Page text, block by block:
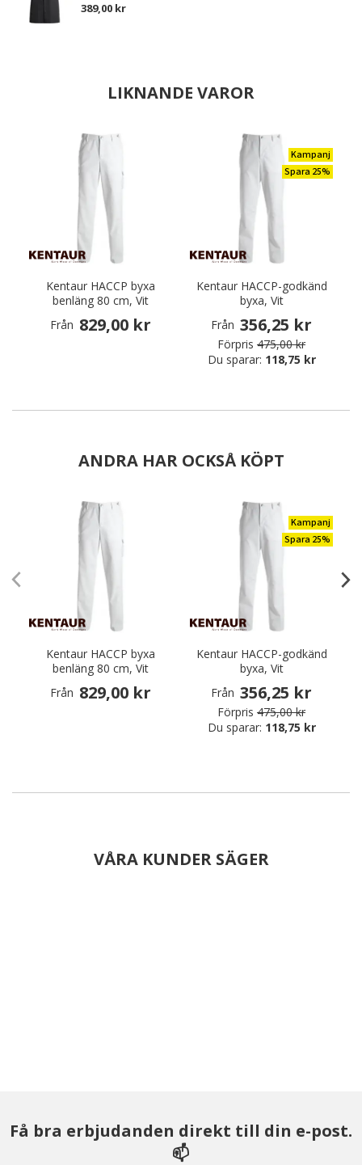
389,00 kr
LIKNANDE VAROR
Kentaur HACCP byxa
benläng 80 cm, Vit
Från 829,00 kr
Kampanj
Spara 25%
Kentaur HACCP-godkänd
byxa, Vit
Från 356,25 kr
Förpris 475,00 kr
Du sparar: 118,75 kr
ANDRA HAR OCKSÅ KÖPT
Kentaur HACCP byxa
benläng 80 cm, Vit
Från 829,00 kr
Kampanj
Spara 25%
Kentaur HACCP-godkänd
byxa, Vit
Från 356,25 kr
Förpris 475,00 kr
Du sparar: 118,75 kr
VÅRA KUNDER SÄGER
Få bra erbjudanden direkt till din e-post.
📫